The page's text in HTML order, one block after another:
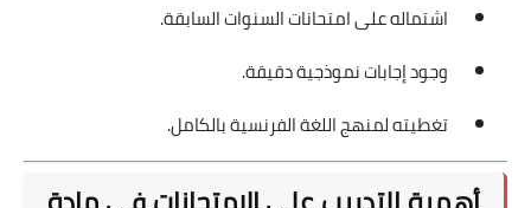
اشتماله على امتحانات السنوات السابقة.
وجود إجابات نموذجية دقيقة.
تغطيته لمنهج اللغة الفرنسية بالكامل.